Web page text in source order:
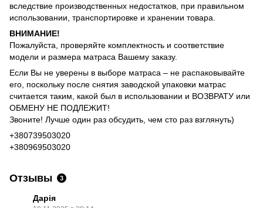
вследствие производственных недостатков, при правильном
использовании, транспортировке и хранении товара.
ВНИМАНИЕ!
Пожалуйста, проверяйте комплектность и соответствие
модели и размера матраса Вашему заказу.
Если Вы не уверены в выборе матраса – не распаковывайте
его, поскольку после снятия заводской упаковки матрас
считается таким, какой был в использовании и ВОЗВРАТУ или
ОБМЕНУ НЕ ПОДЛЕЖИТ!
Звоните! Лучше один раз обсудить, чем сто раз взглянуть)
+380739503020
+380969503020
Отзывы 3
Дарія